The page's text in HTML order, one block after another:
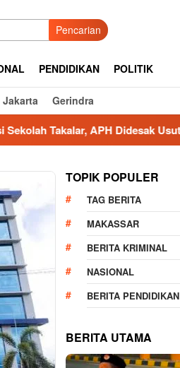
Pencarian
PENDIDIKAN POLITIK
Jakarta Gerindra
APH Didesak Usut Tuntas
TOPIK POPULER
TAG BERITA
MAKASSAR
BERITA KRIMINAL
NASIONAL
BERITA PENDIDIKAN
BERITA UTAMA